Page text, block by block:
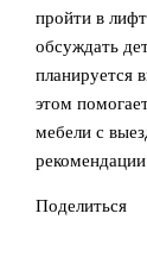
пройти в
обсуждать
планируется
этом
мебели с
Поделиться